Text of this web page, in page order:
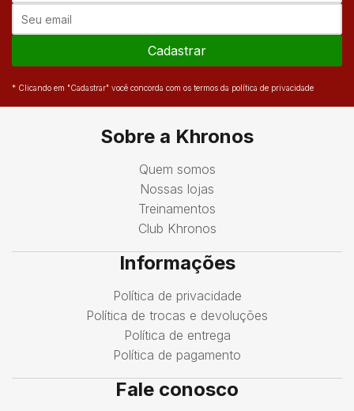
Cadastrar
* Clicando em "Cadastrar" você concorda com os termos da política de privacidade
Sobre a Khronos
Quem somos
Nossas lojas
Treinamentos
Club Khronos
Informações
Política de privacidade
Política de trocas e devoluções
Política de entrega
Política de pagamento
Fale conosco